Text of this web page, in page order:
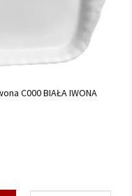
C000 BIAŁA IWONA